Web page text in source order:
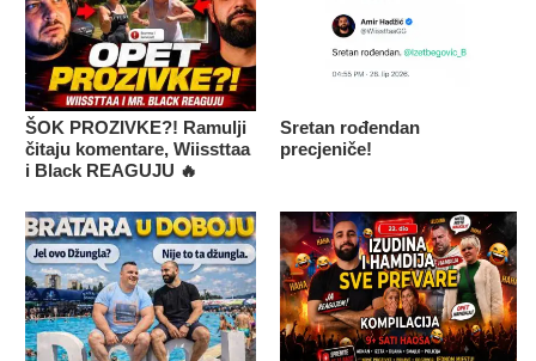
ŠOK PROZIVKE?! Ramulji
čitaju komentare, Wiissttaa
i Black REAGUJU 🔥
Sretan rođendan
precjeniče!